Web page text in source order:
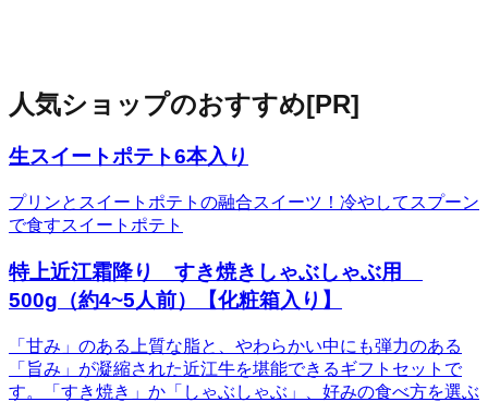
人気ショップのおすすめ[PR]
生スイートポテト6本入り
プリンとスイートポテトの融合スイーツ！冷やしてスプーン
で食すスイートポテト
特上近江霜降り すき焼きしゃぶしゃぶ用
500g（約4~5人前）【化粧箱入り】
「甘み」のある上質な脂と、やわらかい中にも弾力のある
「旨み」が凝縮された近江牛を堪能できるギフトセットで
す。「すき焼き」か「しゃぶしゃぶ」、好みの食べ方を選ぶ